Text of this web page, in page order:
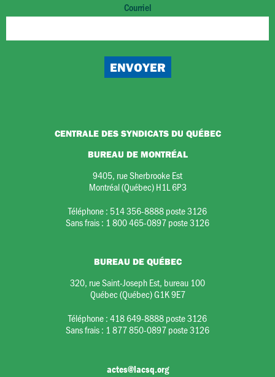
Courriel
CENTRALE DES SYNDICATS DU QUÉBEC
BUREAU DE MONTRÉAL
9405, rue Sherbrooke Est
Montréal (Québec) H1L 6P3
Téléphone : 514 356-8888 poste 3126
Sans frais : 1 800 465-0897 poste 3126
BUREAU DE QUÉBEC
320, rue Saint-Joseph Est, bureau 100
Québec (Québec) G1K 9E7
Téléphone :418 649-8888 poste 3126
Sans frais : 1 877 850-0897 poste 3126
actes@lacsq.org